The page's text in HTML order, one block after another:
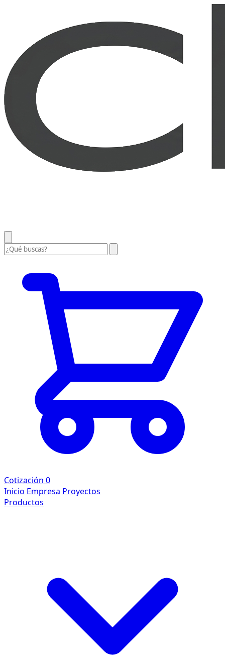
Cotización 0
Inicio Empresa Proyectos
Productos